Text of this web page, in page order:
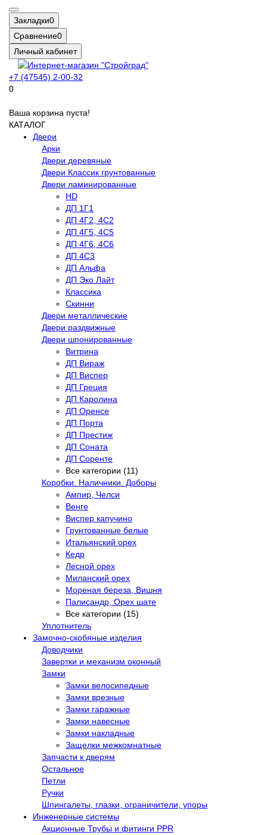
Закладки0
Сравнение0
Личный кабинет
+7 (47545) 2-00-32
0
Ваша корзина пуста!
КАТАЛОГ
Двери
Арки
Двери деревяные
Двери Классик грунтованные
Двери ламинированные
HD
ДП 1Г1
ДП 4Г2, 4С2
ДП 4Г5, 4С5
ДП 4Г6, 4С6
ДП 4С3
ДП Альфа
ДП Эко Лайт
Классика
Скинни
Двери металлические
Двери раздвижные
Двери шпонированные
Витрина
ДП Вираж
ДП Виспер
ДП Греция
ДП Каролина
ДП Оренсе
ДП Порта
ДП Престиж
ДП Соната
ДП Соренте
Все категории (11)
Коробки. Наличники. Доборы
Ампир, Челси
Венге
Виспер капучино
Грунтованные белые
Итальянский орех
Кедр
Лесной орех
Миланский орех
Мореная береза, Вишня
Палисандр, Орех шате
Все категории (15)
Уплотнитель
Замочно-скобяные изделия
Доводчики
Завертки и механизм оконный
Замки
Замки велосипедные
Замки врезные
Замки гаражные
Замки навесные
Замки накладные
Защелки межкомнатные
Запчасти к дверям
Остальное
Петли
Ручки
Шпингалеты, глазки, ограничители, упоры
Инженерные системы
Акционные Трубы и фитинги PPR